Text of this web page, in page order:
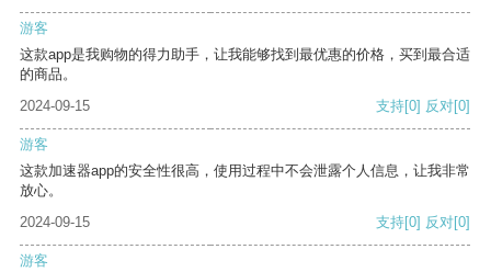
游客
这款app是我购物的得力助手，让我能够找到最优惠的价格，买到最合适
的商品。
2024-09-15
支持[0] 反对[0]
游客
这款加速器app的安全性很高，使用过程中不会泄露个人信息，让我非常
放心。
2024-09-15
支持[0] 反对[0]
游客